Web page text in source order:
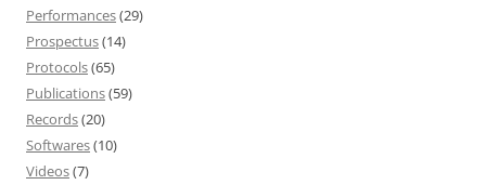
Performances(29)
Prospectus(14)
Protocols(65)
Publications(59)
Records(20)
Softwares(10)
Videos(7)